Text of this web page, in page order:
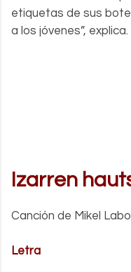
etiquetas de sus
a los jóvenes”, explica.
Izarren
Canción de Mikel
Letra